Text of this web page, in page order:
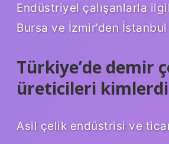
Endüstriyel çalışanlarla
Bursa ve İzmir’den
Türkiye’de demir
üreticileri
Asil çelik endüstrisi ve